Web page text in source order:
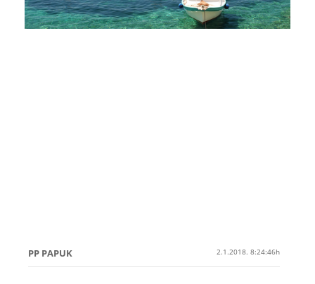
PP PAPUK 2.1.2018. 8:24:46h